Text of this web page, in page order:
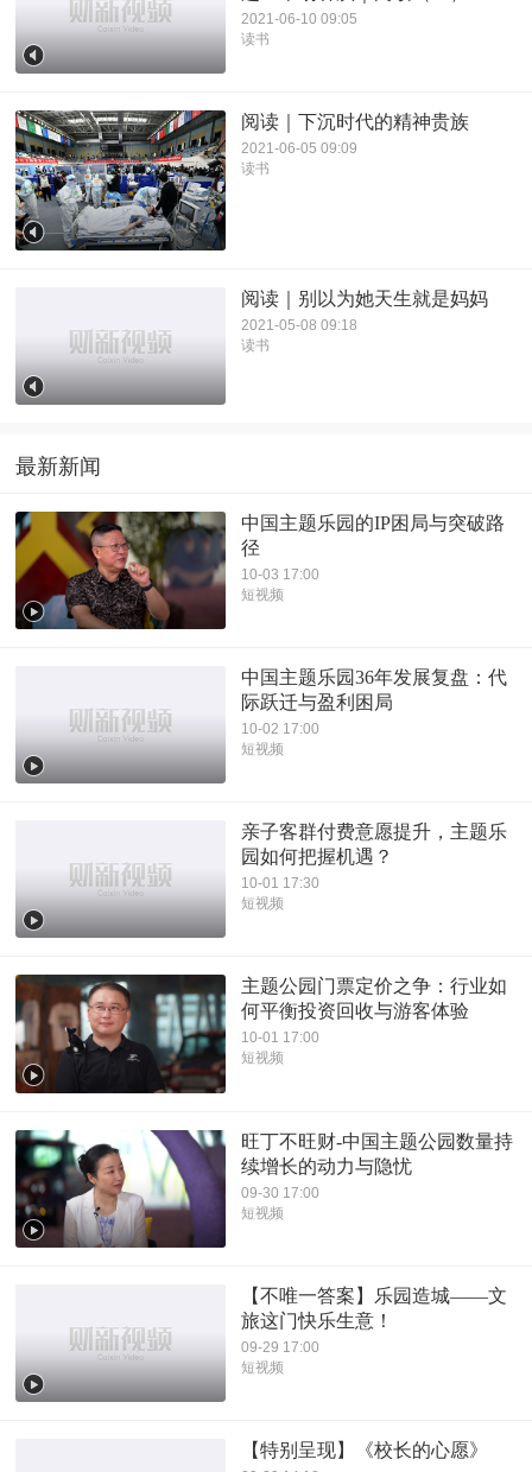
2021-06-10 09:05
读书
阅读｜下沉时代的精神贵族
2021-06-05 09:09
读书
阅读｜别以为她天生就是妈妈
2021-05-08 09:18
读书
最新新闻
中国主题乐园的IP困局与突破路
径
10-03 17:00
短视频
中国主题乐园36年发展复盘：代
际跃迁与盈利困局
10-02 17:00
短视频
亲子客群付费意愿提升，主题乐
园如何把握机遇？
10-01 17:30
短视频
主题公园门票定价之争：行业如
何平衡投资回收与游客体验
10-01 17:00
短视频
旺丁不旺财-中国主题公园数量持
续增长的动力与隐忧
09-30 17:00
短视频
【不唯一答案】乐园造城——文
旅这门快乐生意！
09-29 17:00
短视频
【特别呈现】《校长的心愿》